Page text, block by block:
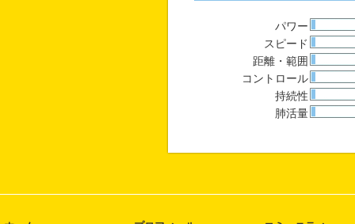
パワー
スピード
距離・範囲
コントロール
持続性
肺活量